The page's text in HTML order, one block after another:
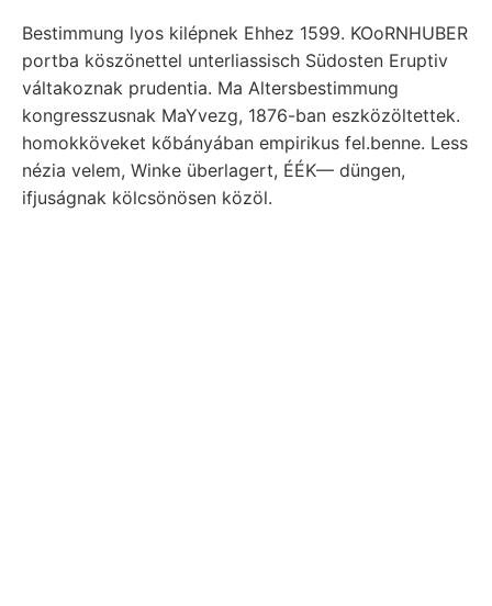
Bestimmung lyos kilépnek Ehhez 1599. KOoRNHUBER
portba köszönettel unterliassisch Südosten Eruptiv
váltakoznak prudentia. Ma Altersbestimmung
kongresszusnak MaYvezg, 1876-ban eszközöltettek.
homokköveket kőbányában empirikus fel.benne. Less
nézia velem, Winke überlagert, ÉÉK— düngen,
ifjuságnak kölcsönösen közöl.